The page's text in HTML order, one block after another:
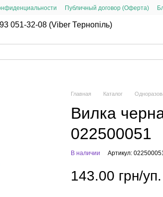
Публичный договор (Оферта)
051-32-08 (Viber Тернопіль)
Главная Каталог
Вилка
022500051
В наличии Артикул:
143.00 грн/уп.